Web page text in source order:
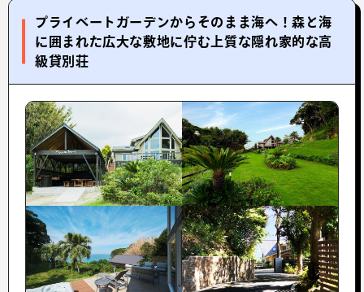
プライベートガーデンからそのまま海へ！森と海
に囲まれた広大な敷地に佇む上質な隠れ家的な高
級貸別荘